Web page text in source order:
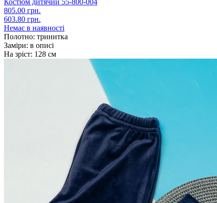
805.00 грн.
603.80 грн.
Немає в наявності
Полотно: тринитка
Заміри: в описі
На зріст: 128 см